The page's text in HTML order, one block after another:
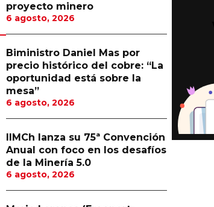
proyecto minero
6 agosto, 2026
Biministro Daniel Mas por
precio histórico del cobre: “La
oportunidad está sobre la
mesa”
6 agosto, 2026
IIMCh lanza su 75ª Convención
Anual con foco en los desafíos
de la Minería 5.0
6 agosto, 2026